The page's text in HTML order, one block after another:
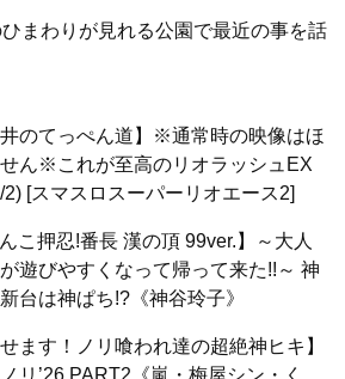
まわりが見れる公園で最近の事を話
井のてっぺん道】※通常時の映像はほ
ん※これが至高のリオラッシュEX
[スマスロスーパーリオエース2]
んこ押忍!番長 漢の頂 99ver.】～大人
遊びやすくなって帰って来た!!～ 神
台は神ぱち!?《神谷玲子》
せます！ノリ喰われ達の超絶神ヒキ】